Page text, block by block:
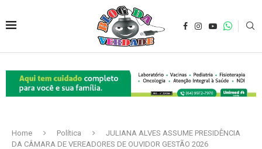
Home Política
JULIANA ALVES ASSUME PRESIDÊNCIA
DA CÂMARA DE VEREADORES DE OUVIDOR GESTÃO 2026